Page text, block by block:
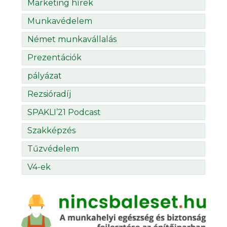
Marketing hírek
Munkavédelem
Német munkavállalás
Prezentációk
pályázat
Rezsióradíj
SPAKLI’21 Podcast
Szakképzés
Tűzvédelem
V4-ek